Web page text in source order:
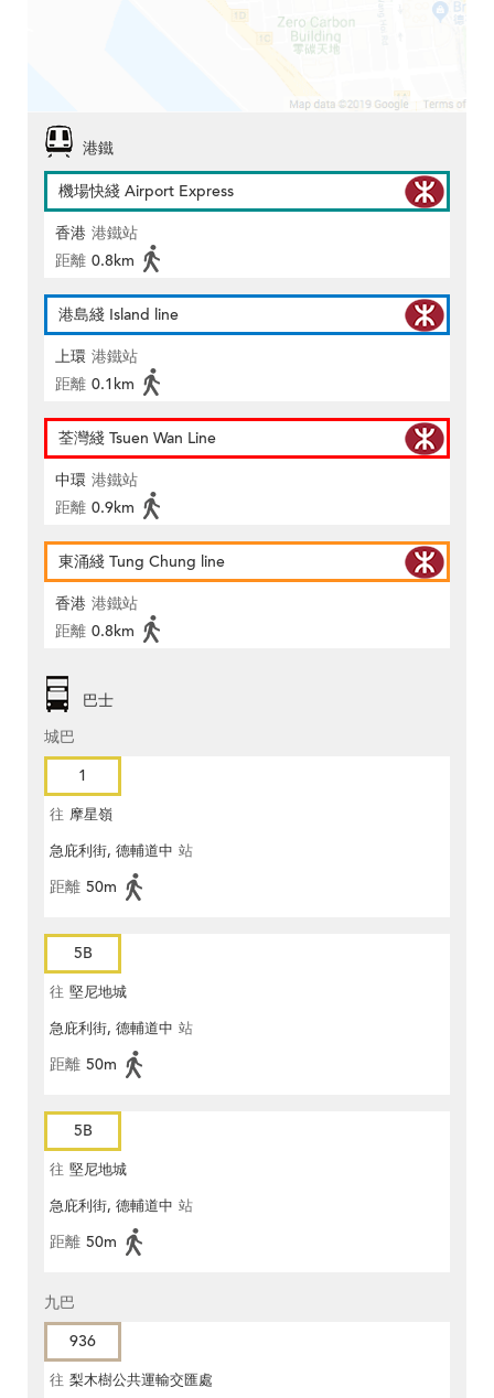
港鐵
機場快綫 Airport Express
香港 港鐵站
距離 0.8km
港島綫 Island line
上環 港鐵站
距離 0.1km
荃灣綫 Tsuen Wan Line
中環 港鐵站
距離 0.9km
東涌綫 Tung Chung line
香港 港鐵站
距離 0.8km
巴士
城巴
1
往 摩星嶺
急庇利街, 德輔道中 站
距離 50m
5B
往 堅尼地城
急庇利街, 德輔道中 站
距離 50m
5B
往 堅尼地城
急庇利街, 德輔道中 站
距離 50m
九巴
936
往 梨木樹公共運輸交匯處